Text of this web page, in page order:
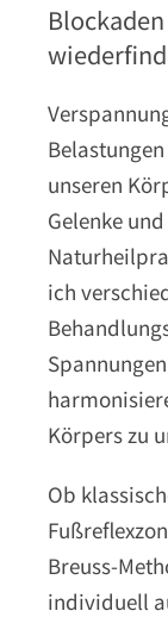
unseren
Gelenke
ich
Körpers zu
Ob
Breuss-
individuell